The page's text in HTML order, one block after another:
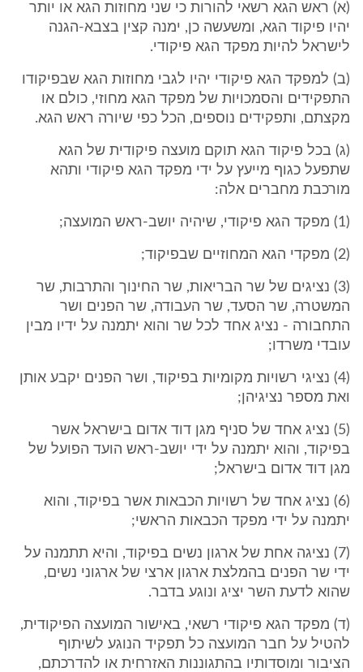
(א) ראש הגא רשאי להורות כי שני מחוזות הגא או יותר
יהיו פיקוד הגא, ומשעשה כן, ימנה קצין בצבא-הגנה
לישראל להיות מפקד הגא פיקודי.
(ב) למפקד הגא פיקודי יהיו לגבי מחוזות הגא שבפיקודו
התפקידים והסמכויות של מפקד הגא מחוזי, כולם או
מקצתם, ותפקידים נוספים, הכל כפי שיורה ראש הגא.
(ג) בכל פיקוד הגא תוקם מועצה פיקודית של הגא
שתפעל כגוף מייעץ על ידי מפקד הגא פיקודי ותהא
מורכבת מחברים אלה:
(1) מפקד הגא פיקודי, שיהיה יושב-ראש המועצה;
(2) מפקדי הגא המחוזיים שבפיקוד;
(3) נציגים של שר הבריאות, שר החינוך והתרבות, שר
המשטרה, שר הסעד, שר העבודה, שר הפנים ושר
התחבורה - נציג אחד לכל שר והוא יתמנה על ידיו מבין
עובדי משרדו;
(4) נציגי רשויות מקומיות בפיקוד, ושר הפנים יקבע אותן
ואת מספר נציגיהן;
(5) נציג אחד של סניף מגן דוד אדום בישראל אשר
בפיקוד, והוא יתמנה על ידי יושב-ראש הועד הפועל של
מגן דוד אדום בישראל;
(6) נציג אחד של רשויות הכבאות אשר בפיקוד, והוא
יתמנה על ידי מפקד הכבאות הראשי;
(7) נציגה אחת של ארגון נשים בפיקוד, והיא תתמנה על
ידי שר הפנים בהמלצת ארגון ארצי של ארגוני נשים,
שהוא לדעת השר יציג ונוגע בדבר.
(ד) מפקד הגא פיקודי רשאי, באישור המועצה הפיקודית,
להטיל על חבר המועצה כל תפקיד הנוגע לשיתוף
הציבור ומוסדותיו בהתגוננות האזרחית או להדרכתם,